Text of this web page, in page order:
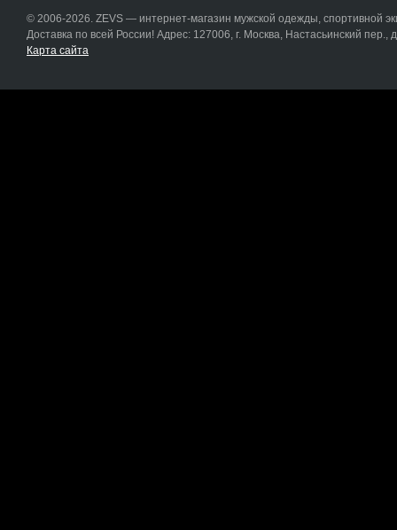
© 2006-2026. ZEVS — интернет-магазин мужской одежды, спортивной
Доставка по всей России! Адрес: 127006, г. Москва, Настасьинский пер.,
Карта сайта